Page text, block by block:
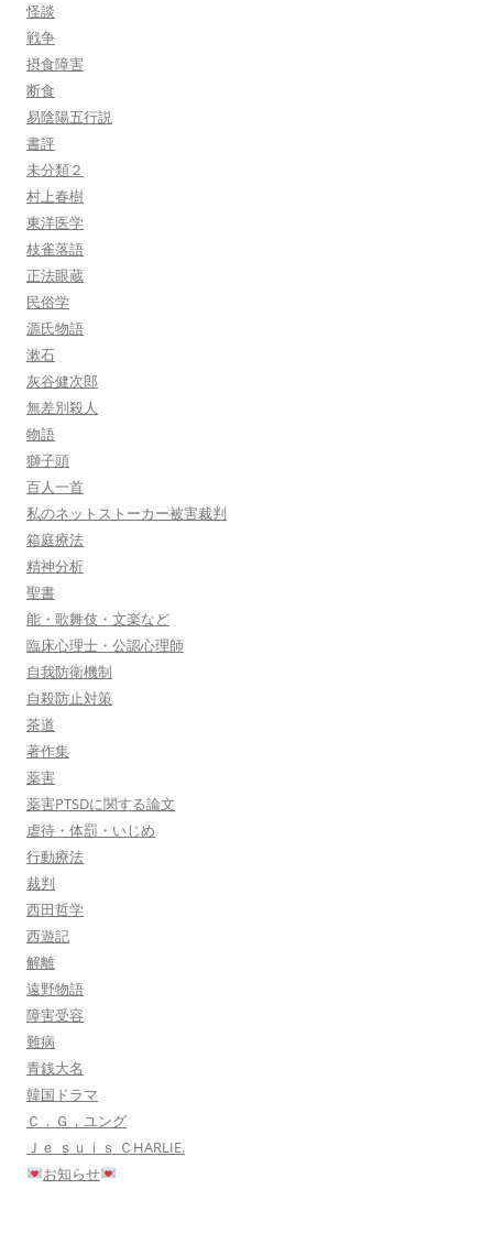
怪談
戦争
摂食障害
断食
易陰陽五行説
書評
未分類２
村上春樹
東洋医学
枝雀落語
正法眼蔵
民俗学
源氏物語
漱石
灰谷健次郎
無差別殺人
物語
獅子頭
百人一首
私のネットストーカー被害裁判
箱庭療法
精神分析
聖書
能・歌舞伎・文楽など
臨床心理士・公認心理師
自我防衛機制
自殺防止対策
茶道
著作集
薬害
薬害PTSDに関する論文
虐待・体罰・いじめ
行動療法
裁判
西田哲学
西遊記
解離
遠野物語
障害受容
難病
青銭大名
韓国ドラマ
Ｃ．Ｇ，ユング
Ｊｅ ｓｕｉｓ ＣHARLIE.
お知らせ